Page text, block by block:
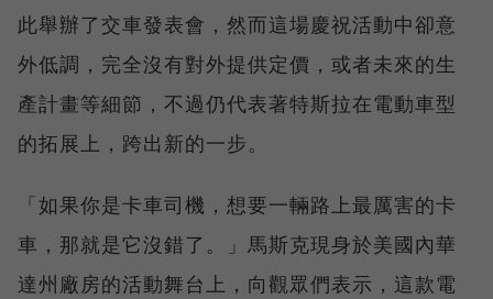
此舉辦了交車發表會，然而這場慶祝活動中卻意
外低調，完全沒有對外提供定價，或者未來的生
產計畫等細節，不過仍代表著特斯拉在電動車型
的拓展上，跨出新的一步。
「如果你是卡車司機，想要一輛路上最厲害的卡
車，那就是它沒錯了。」馬斯克現身於美國內華
達州廠房的活動舞台上，向觀眾們表示，這款電